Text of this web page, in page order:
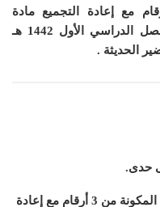
الأعداد المكونة من 3 أرقام مع إعادة التجميع مادة
الأول 1442 هـ
الحديثة .
حدى.
تحضير المستقبل من عين طرح الأعداد المكونة من 3 أرقام مع إعادة